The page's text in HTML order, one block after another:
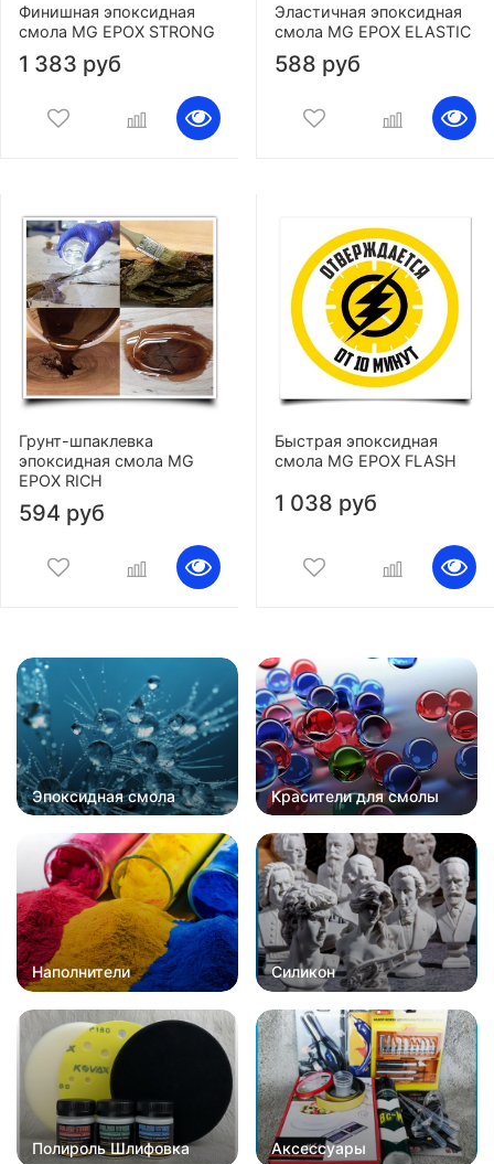
Финишная эпоксидная
смола MG EPOX STRONG
1 383 руб
Эластичная эпоксидная
смола MG EPOX ELASTIC
588 руб
Грунт-шпаклевка
эпоксидная смола MG
EPOX RICH
594 руб
Быстрая эпоксидная
смола MG EPOX FLASH
1 038 руб
Эпоксидная смола Красители для смолы
Наполнители Силикон
Полироль Шлифовка Аксессуары